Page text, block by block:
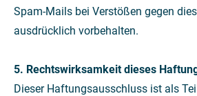
Spam-Mails bei Verstößen gegen
ausdrücklich vorbehalten.
5. Rechtswirksamkeit dieses
Dieser Haftungsausschluss ist als